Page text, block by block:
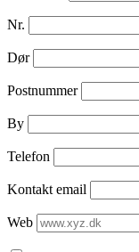
Nr.
Dør
Postnummer
By
Telefon
Kontakt email
Web